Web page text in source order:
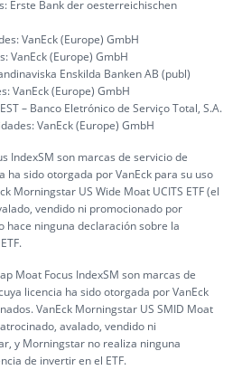
Erste Bank der oesterreichischen
VanEck (Europe) GmbH
VanEck (Europe) GmbH
Enskilda Banken AB (publ)
VanEck (Europe) GmbH
– Banco Eletrónico de Serviço Total, S.A.
VanEck (Europe) GmbH
IndexSM son marcas de servicio de
ha sido otorgada por VanEck para su uso
Morningstar US Wide Moat UCITS ETF (el
vendido ni promocionado por
ninguna declaración sobre la
Moat Focus IndexSM son marcas de
licencia ha sido otorgada por VanEck
VanEck Morningstar US SMID Moat
avalado, vendido ni
y Morningstar no realiza ninguna
de invertir en el ETF.